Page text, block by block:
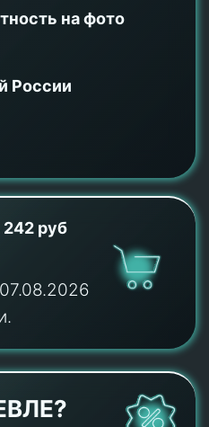
на фото
России
242 руб